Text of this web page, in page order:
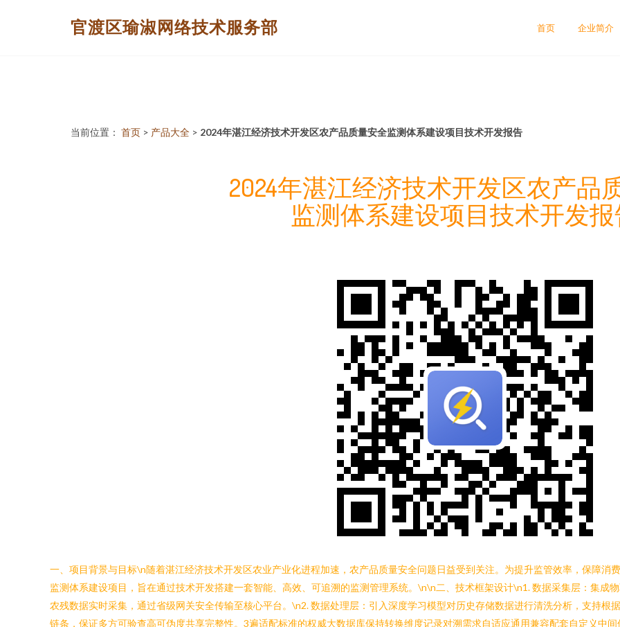
官渡区瑜淑网络技术服务部 首页 企业简介
当前位置： 首页 > 产品大全 > 2024年湛江经济技术开发区农产品质量安全监测体系建设项目技术开发报告
2024年湛江经济技术开发区农产品
监测体系建设项目技术开发
一、项目背景与目标\n随着湛江经济技术开发区农业产业化进程加速，农产品质量安全问题日益受到关注。为提升监管效率，保障消
监测体系建设项目，旨在通过技术开发搭建一套智能、高效、可追溯的监测管理系统。\n\n二、技术框架设计\n1. 数据采集层：集成
农残数据实时采集，通过省级网关安全传输至核心平台。\n2. 数据处理层：引入深度学习模型对历史存储数据进行清洗分析，支持根
链条，保证多方可验查高可伪度共享完整性。3遍适配标准的权威大数据库保持转换维度记录对溯需求自适应通用兼容配套自定义中